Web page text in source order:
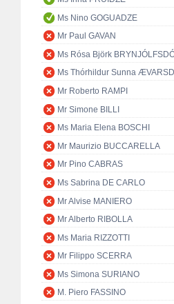
Ms Nino GOGUADZE
Mr Paul GAVAN
Ms Rósa Björk
Ms Thórhildur Sunna
Mr Roberto RAMPI
Mr Simone BILLI
Ms Maria Elena BOSCHI
Mr Maurizio BUCCARELLA
Mr Pino CABRAS
Ms Sabrina DE CARLO
Mr Alvise MANIERO
Mr Alberto RIBOLLA
Ms Maria RIZZOTTI
Mr Filippo SCERRA
Ms Simona SURIANO
M. Piero FASSINO